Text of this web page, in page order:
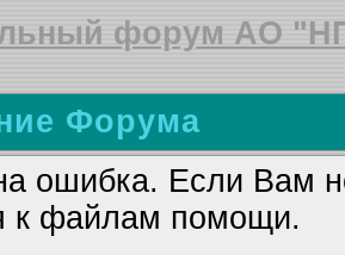
форум АО
Форума
ошибка. Если Вам
к файлам помощи.